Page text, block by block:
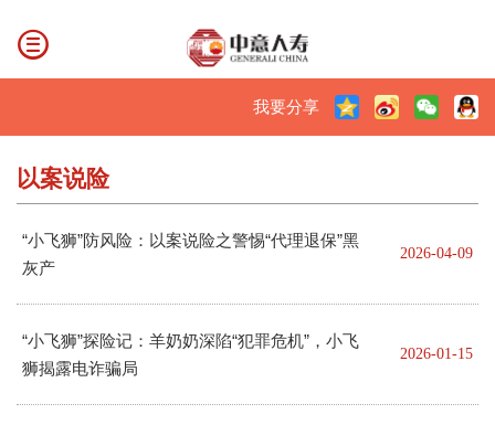
我要分享
以案说险
“小飞狮”防风险：以案说险之警惕“代理退保”黑
灰产
2026-04-09
“小飞狮”探险记：羊奶奶深陷“犯罪危机”，小飞
狮揭露电诈骗局
2026-01-15